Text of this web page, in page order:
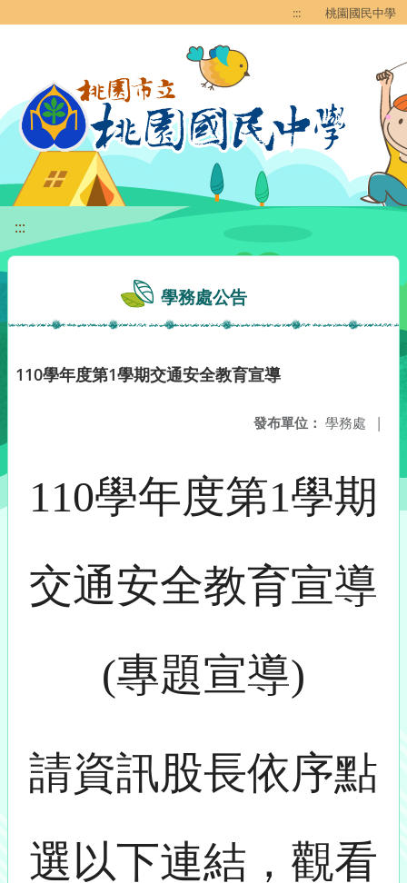
::: 桃園國民中學
:::
學務處公告
110學年度第1學期交通安全教育宣導
發布單位： 學務處 |
110學年度第1學期
交通安全教育宣導
(專題宣導)
請資訊股長依序點
選以下連結，觀看